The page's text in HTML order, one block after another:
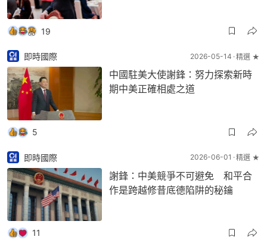
19
即時國際 2026-05-14 精選 ★
中國駐美大使謝鋒：努力探索新時
期中美正確相處之道
5
即時國際 2026-06-01 精選 ★
謝鋒：中美競爭不可避免 和平合
作是跨越修昔底德陷阱的秘鑰
11